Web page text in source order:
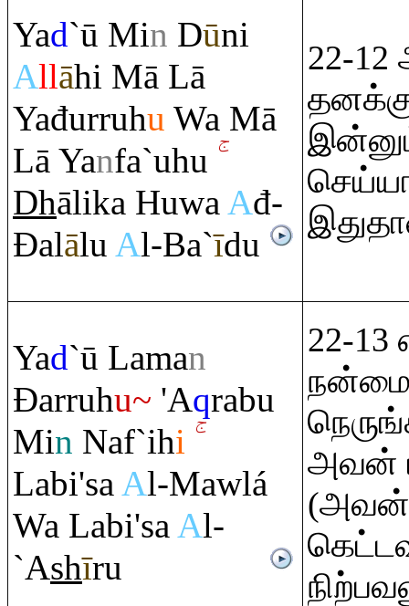
Yad`ū Min Dūni
Allāhi Mā Lā
Yađurruhu Wa Mā
Lā Yanfa`uhu
Dhālika HuwaAđ-
Đalālu Al-Ba`īdu
22-
Yad`ū Laman
Đarruhu~ 'Aqrabu
Min Naf`ihi
Labi'saAl-Mawlá
Wa Labi'saAl-
`Ashīru
22-
அவன்
(அவன்